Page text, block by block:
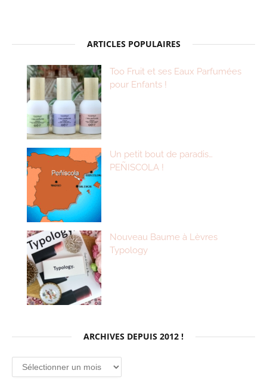
ARTICLES POPULAIRES
Too Fruit et ses Eaux Parfumées
pour Enfants !
Un petit bout de paradis…
PEÑISCOLA !
Nouveau Baume à Lèvres
Typology
ARCHIVES DEPUIS 2012 !
Archives
depuis